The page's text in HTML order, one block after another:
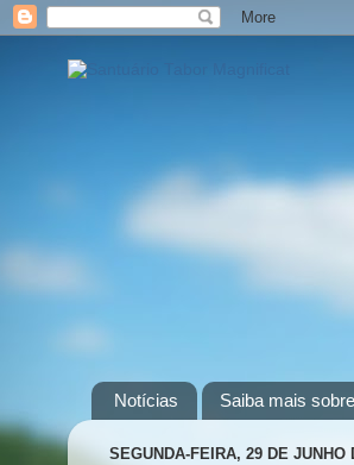
Notícias Saiba mais
SEGUNDA-FEIRA, 29 DE JUNHO